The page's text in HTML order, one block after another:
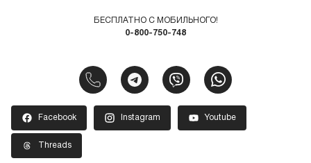
БЕСПЛАТНО С МОБИЛЬНОГО!
0-800-750-748
Facebook Instagram Youtube
Threads